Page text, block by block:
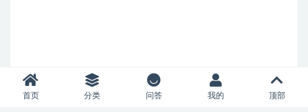
首页 分类 问答 我的 顶部